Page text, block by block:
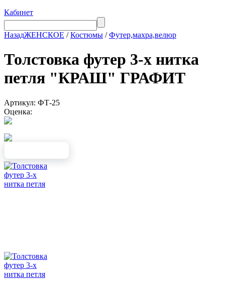
Кабинет
НазадЖЕНСКОЕ /Костюмы /Футер,махра,велюр
Толстовка футер 3-х нитка
петля "КРАШ" ГРАФИТ
Артикул: ФТ-25
Оценка: